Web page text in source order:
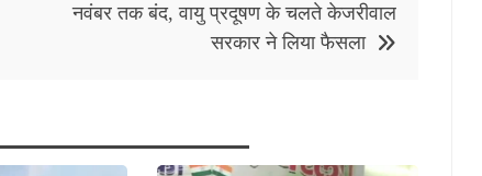
नवंबर तक बंद, वायु प्रदूषण के चलते केजरीवाल
सरकार ने लिया फैसला